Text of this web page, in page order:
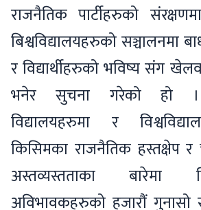
राजनैतिक पार्टीहरुको
बिश्वविद्यालयहरुको सञ्चालनमा
र विद्यार्थीहरुको भविष्य संग
भनेर सुचना गरेको हो ।
विद्यालयहरुमा र
किसिमका राजनैतिक
अस्तव्यस्तताका बारेमा
अविभावकहरुको हजारौं